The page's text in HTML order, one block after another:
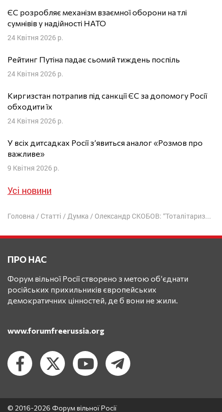
ЄС розробляє механізм взаємної оборони на тлі
сумнівів у надійності НАТО
24 Квітня 2026 р.
Рейтинг Путіна падає сьомий тиждень поспіль
24 Квітня 2026 р.
Киргизстан потрапив під санкції ЄС за допомогу Росії
обходити їх
24 Квітня 2026 р.
У всіх дитсадках Росії з’явиться аналог «Розмов про
важливе»
9 Квітня 2026 р.
Усі новини
Головна / Статті / Думка / Олександр СКОБОВ: “Тоталітаризм повернувся в образі мракобісного путінського нацизму”
ПРО НАС
Форум вільної Росії створено з метою об’єднати
російських прихильників європейських
демократичних цінностей, де б вони не жили.
www.forumfreerussia.org
© 2016-2026 Форум вільної Росії